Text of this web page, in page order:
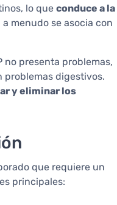
lo que conduce a la
menudo se asocia con
no presenta problemas,
digestivos.
y eliminar los
que requiere un
principales: